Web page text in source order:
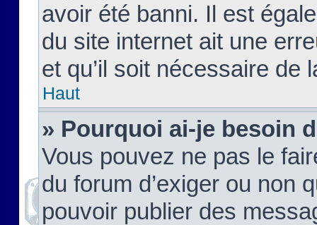
avoir été banni. Il est
du site internet ait une
et qu’il soit nécessaire de
Haut
» Pourquoi ai-je besoin
Vous pouvez ne pas le
du forum d’exiger ou non
pouvoir publier des